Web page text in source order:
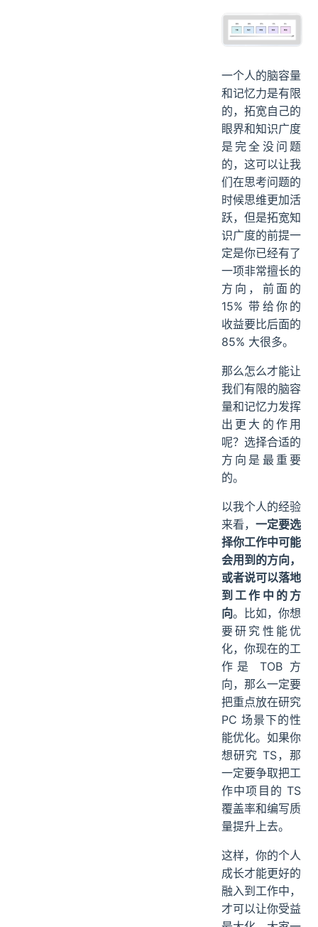
一个人的脑容量
和记忆力是有限
的，拓宽自己的
眼界和知识广度
是完全没问题
的，这可以让我
们在思考问题的
时候思维更加活
跃，但是拓宽知
识广度的前提一
定是你已经有了
一项非常擅长的
方向，前面的
15% 带给你的
收益要比后面的
85% 大很多。
那么怎么才能让
我们有限的脑容
量和记忆力发挥
出更大的作用
呢？选择合适的
方向是最重要
的。
以我个人的经验
来看， 一定要选
择你工作中可能
会用到的方向，
或者说可以落地
到工作中的方
向。比如，你想
要研究性能优
化，你现在的工
作是 TOB 方
向，那么一定要
把重点放在研究
PC 场景下的性
能优化。如果你
想研究 TS，那
一定要争取把工
作中项目的 TS
覆盖率和编写质
量提升上去。
这样，你的个人
成长才能更好的
融入到工作中，
才可以让你受益